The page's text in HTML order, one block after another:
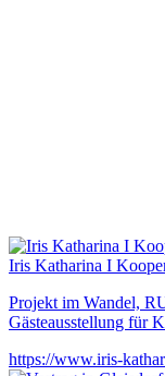
Iris Katharina I
Projekt im Wandel,
Gästeausstellung für
https://www.iris-